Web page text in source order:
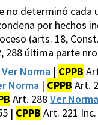
no determinó
por hechos
(arts. 18,
288 última parte
Ver Norma | CPPB
Norma | CPPB Art.
Art. 288Ver
| CPPB Art. 221